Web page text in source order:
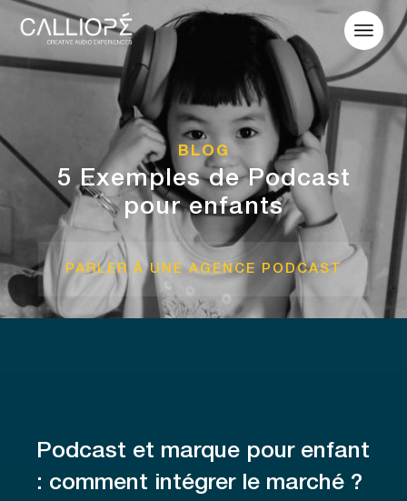
BLOG
5 Exemples de Podcast
pour enfants
PARLER À UNE AGENCE PODCAST
Podcast et marque pour enfant
: comment intégrer le marché ?